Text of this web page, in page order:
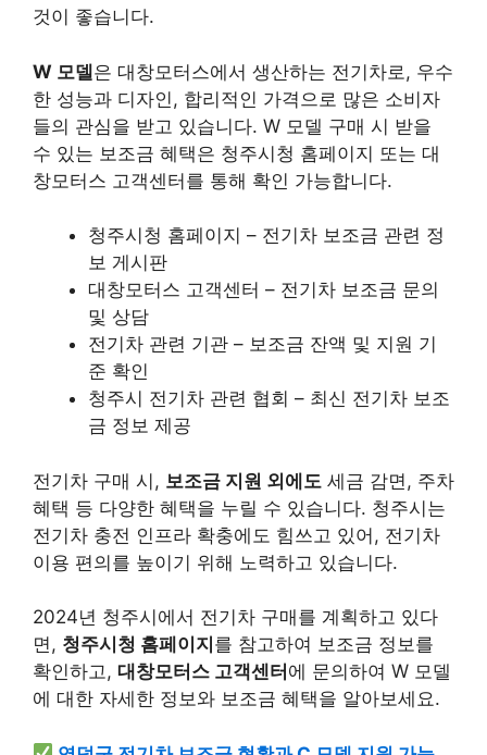
것이 좋습니다.
W 모델은 대창모터스에서 생산하는 전기차로, 우수
한 성능과 디자인, 합리적인 가격으로 많은 소비자
들의 관심을 받고 있습니다. W 모델 구매 시 받을
수 있는 보조금 혜택은 청주시청 홈페이지 또는 대
창모터스 고객센터를 통해 확인 가능합니다.
청주시청 홈페이지 – 전기차 보조금 관련 정
보 게시판
대창모터스 고객센터 – 전기차 보조금 문의
및 상담
전기차 관련 기관 – 보조금 잔액 및 지원 기
준 확인
청주시 전기차 관련 협회 – 최신 전기차 보조
금 정보 제공
전기차 구매 시, 보조금 지원 외에도 세금 감면, 주차
혜택 등 다양한 혜택을 누릴 수 있습니다. 청주시는
전기차 충전 인프라 확충에도 힘쓰고 있어, 전기차
이용 편의를 높이기 위해 노력하고 있습니다.
2024년 청주시에서 전기차 구매를 계획하고 있다
면, 청주시청 홈페이지 를 참고하여 보조금 정보를
확인하고, 대창모터스 고객센터 에 문의하여 W 모델
에 대한 자세한 정보와 보조금 혜택을 알아보세요.